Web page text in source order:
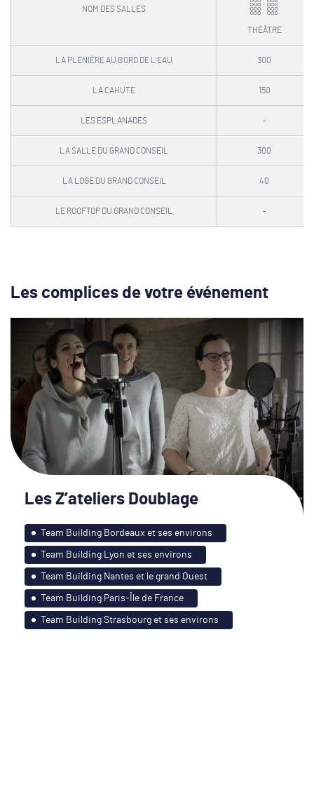
NOM DES SALLES
THÉÂTRE
LA PLÉNIÈRE AU BORD DE L'EAU 300
LA CAHUTE 150
LES ESPLANADES -
LA SALLE DU GRAND CONSEIL 300
LA LOGE DU GRAND CONSEIL 40
LE ROOFTOP DU GRAND CONSEIL -
Les complices de votre événement
Les Z’ateliers Doublage
Team Building Bordeaux et ses environs
Team Building Lyon et ses environs
Team Building Nantes et le grand Ouest
Team Building Paris-Île de France
Team Building Strasbourg et ses environs